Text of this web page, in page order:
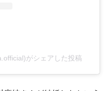
がシェアした投稿